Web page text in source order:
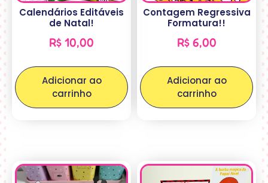
Calendários Editáveis
de Natal!
R$ 10,00
Adicionar ao
carrinho
Contagem Regressiva
Formatura!!
R$6,00
Adicionar ao
carrinho